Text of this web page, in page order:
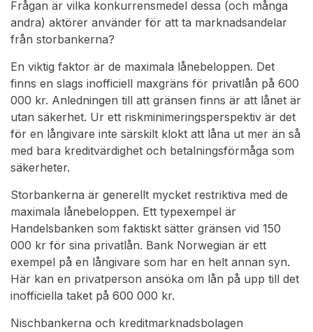
Frågan är vilka konkurrensmedel dessa (och många
andra) aktörer använder för att ta marknadsandelar
från storbankerna?
En viktig faktor är de maximala lånebeloppen. Det
finns en slags inofficiell maxgräns för privatlån på 600
000 kr. Anledningen till att gränsen finns är att lånet är
utan säkerhet. Ur ett riskminimeringsperspektiv är det
för en långivare inte särskilt klokt att låna ut mer än så
med bara kreditvärdighet och betalningsförmåga som
säkerheter.
Storbankerna är generellt mycket restriktiva med de
maximala lånebeloppen. Ett typexempel är
Handelsbanken som faktiskt sätter gränsen vid 150
000 kr för sina privatlån. Bank Norwegian är ett
exempel på en långivare som har en helt annan syn.
Här kan en privatperson ansöka om lån på upp till det
inofficiella taket på 600 000 kr.
Nischbankerna och kreditmarknadsbolagen